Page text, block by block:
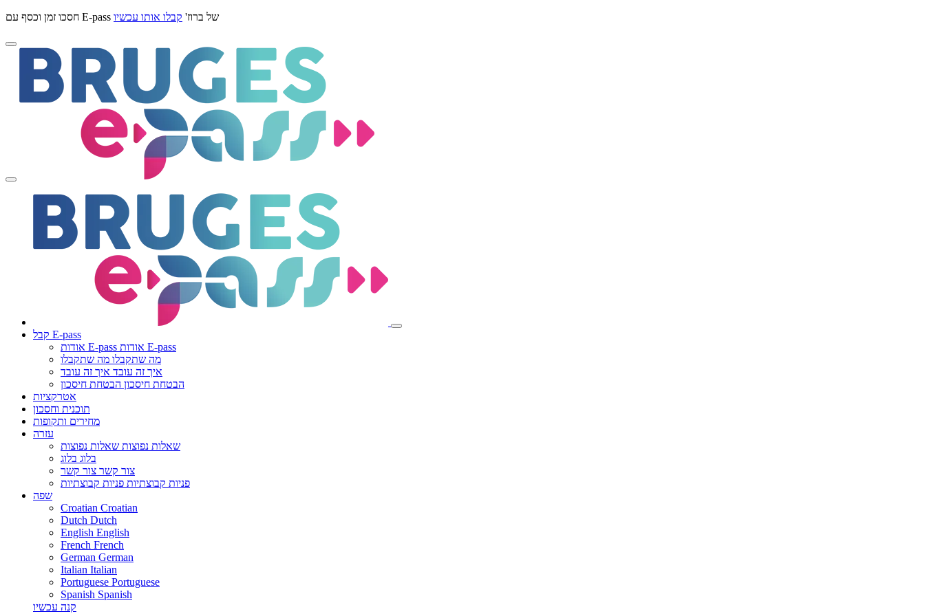
חסכו זמן וכסף עם E-pass של ברוז' קבלו אותו עכשיו
קבל E-pass
אודות E-pass
אודות E-pass
מה שתקבלו מה שתקבלו
איך זה עובד איך זה עובד
הבטחת חיסכון הבטחת חיסכון
אטרקציות
תוכנית וחסכון
מחירים ותקופות
עזרה
שאלות נפוצות שאלות נפוצות
בלוג בלוג
צור קשר צור קשר
פניות קבוצתיות פניות קבוצתיות
שפה
Croatian Croatian
Dutch Dutch
English English
French French
German German
Italian Italian
Portuguese Portuguese
Spanish Spanish
קנה עכשיו